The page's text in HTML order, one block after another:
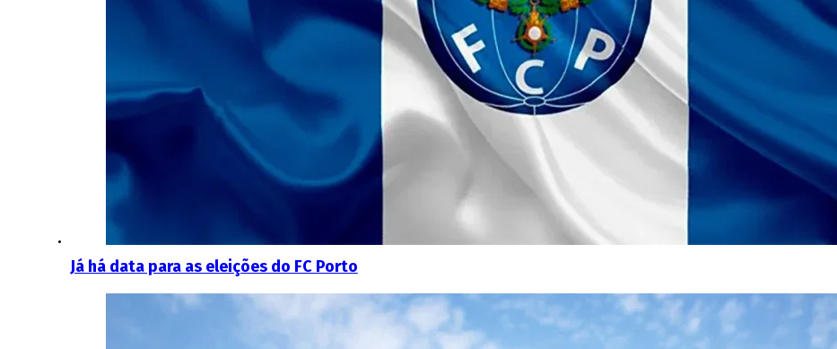
Já há data para as eleições do FC Porto